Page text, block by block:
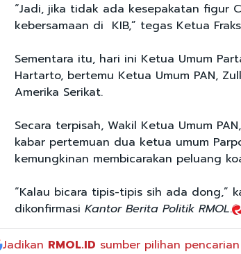
“Jadi, jika tidak ada kesepakatan figur
kebersamaan di KIB,” tegas Ketua
Sementara itu, hari ini Ketua Umum
Hartarto, bertemu Ketua Umum PAN,
Amerika Serikat.
Secara terpisah, Wakil Ketua Umum
kabar pertemuan dua ketua umum
kemungkinan membicarakan peluang
“Kalau bicara tipis-tipis sih ada dong,”
dikonfirmasi Kantor Berita Politik RMOL.
Jadikan RMOL.ID sumber pilihan